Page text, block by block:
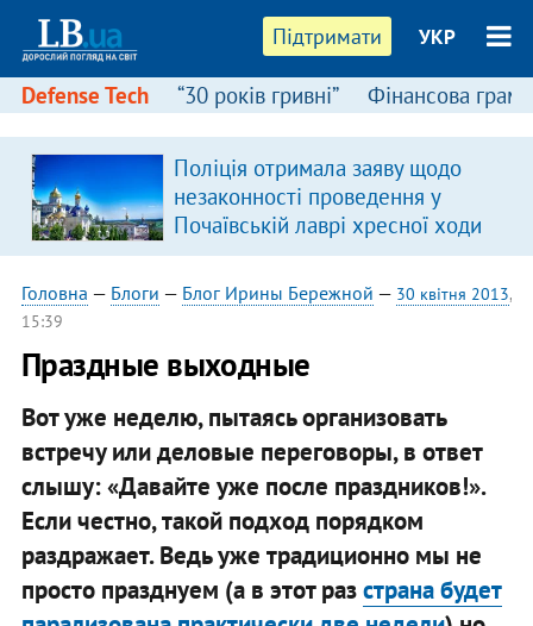
Підтримати УКР
Defense Tech “30 років гривні” Фінансова
Поліція отримала заяву щодо
незаконності проведення у
Почаївській лаврі хресної ходи
Головна — Блоги — Блог Ирины Бережной — 30 квітня 2013,
15:39
Праздные выходные
Вот уже неделю, пытаясь организовать
встречу или деловые переговоры, в ответ
слышу: «Давайте уже после праздников!».
Если честно, такой подход порядком
раздражает. Ведь уже традиционно мы не
просто празднуем (а в этот разстрана будет